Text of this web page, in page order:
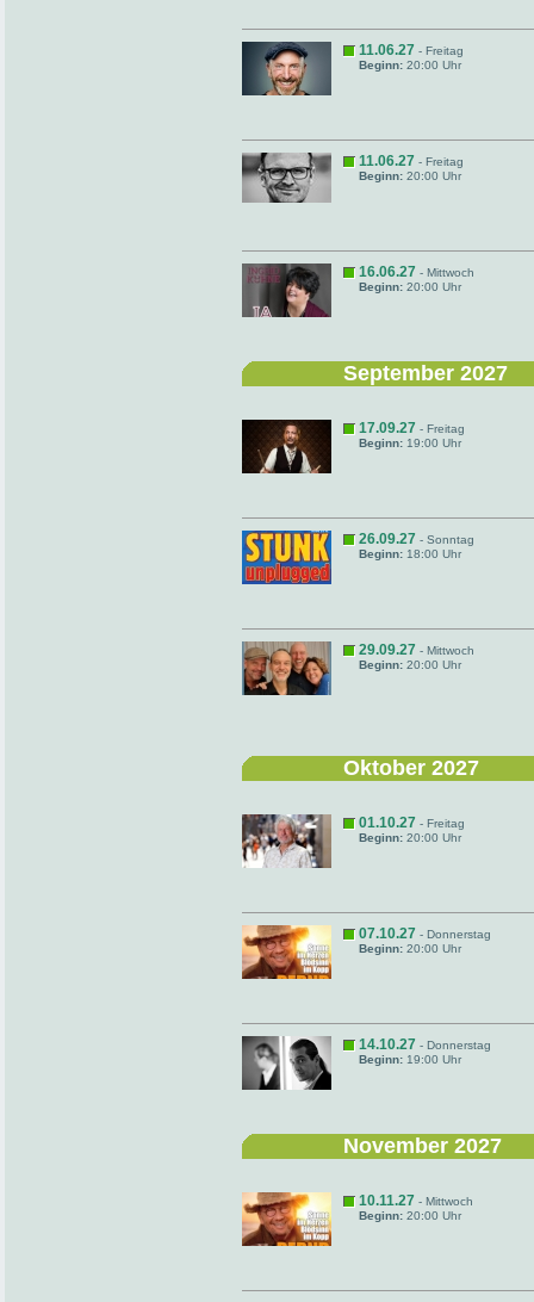
11.06.27 - Freitag
Beginn: 20:00 Uhr
11.06.27 - Freitag
Beginn: 20:00 Uhr
16.06.27 - Mittwoch
Beginn: 20:00 Uhr
September 2027
17.09.27 - Freitag
Beginn: 19:00 Uhr
26.09.27 - Sonntag
Beginn: 18:00 Uhr
29.09.27 - Mittwoch
Beginn: 20:00 Uhr
Oktober 2027
01.10.27 - Freitag
Beginn: 20:00 Uhr
07.10.27 - Donnerstag
Beginn: 20:00 Uhr
14.10.27 - Donnerstag
Beginn: 19:00 Uhr
November 2027
10.11.27 - Mittwoch
Beginn: 20:00 Uhr